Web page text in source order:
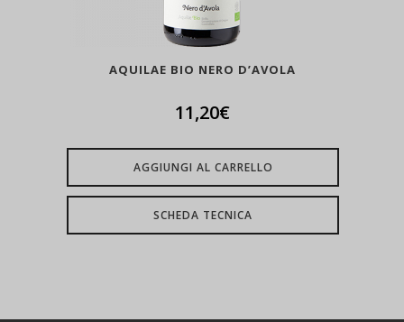
AQUILAE BIO NERO D’AVOLA
11,20€
AGGIUNGI AL CARRELLO
SCHEDA TECNICA